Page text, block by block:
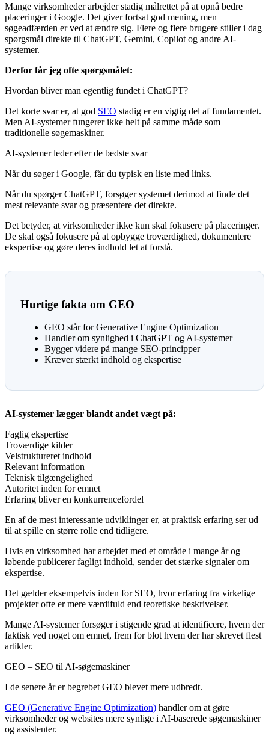
Mange virksomheder arbejder stadig målrettet på at opnå bedre
placeringer i Google. Det giver fortsat god mening, men
søgeadfærden er ved at ændre sig. Flere og flere brugere stiller i dag
spørgsmål direkte til ChatGPT, Gemini, Copilot og andre AI-
systemer.
Derfor får jeg ofte spørgsmålet:
Hvordan bliver man egentlig fundet i ChatGPT?
Det korte svar er, at god SEO stadig er en vigtig del af fundamentet.
Men AI-systemer fungerer ikke helt på samme måde som
traditionelle søgemaskiner.
AI-systemer leder efter de bedste svar
Når du søger i Google, får du typisk en liste med links.
Når du spørger ChatGPT, forsøger systemet derimod at finde det
mest relevante svar og præsentere det direkte.
Det betyder, at virksomheder ikke kun skal fokusere på placeringer.
De skal også fokusere på at opbygge troværdighed, dokumentere
ekspertise og gøre deres indhold let at forstå.
Hurtige fakta om GEO
GEO står for Generative Engine Optimization
Handler om synlighed i ChatGPT og AI-systemer
Bygger videre på mange SEO-principper
Kræver stærkt indhold og ekspertise
AI-systemer lægger blandt andet vægt på:
Faglig ekspertise
Troværdige kilder
Velstruktureret indhold
Relevant information
Teknisk tilgængelighed
Autoritet inden for emnet
Erfaring bliver en konkurrencefordel
En af de mest interessante udviklinger er, at praktisk erfaring ser ud
til at spille en større rolle end tidligere.
Hvis en virksomhed har arbejdet med et område i mange år og
løbende publicerer fagligt indhold, sender det stærke signaler om
ekspertise.
Det gælder eksempelvis inden for SEO, hvor erfaring fra virkelige
projekter ofte er mere værdifuld end teoretiske beskrivelser.
Mange AI-systemer forsøger i stigende grad at identificere, hvem der
faktisk ved noget om emnet, frem for blot hvem der har skrevet flest
artikler.
GEO – SEO til AI-søgemaskiner
I de senere år er begrebet GEO blevet mere udbredt.
GEO (Generative Engine Optimization) handler om at gøre
virksomheder og websites mere synlige i AI-baserede søgemaskiner
og assistenter.